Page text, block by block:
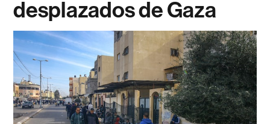
desplazados de Gaza